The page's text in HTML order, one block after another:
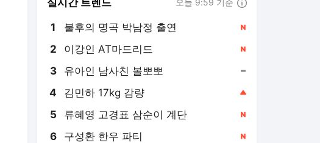
실시간 트렌드 오늘 9:59 기준
1 불후의 명곡 박남정 출연
2 이강인 AT마드리드
3 유아인 남사친 볼뽀뽀
4 김민하 17kg 감량
5 류혜영 고경표 삼순이 계단
6 구성환 한우 파티